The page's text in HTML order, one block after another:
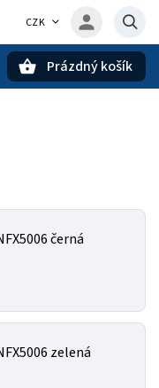
CZK
Prázdný košík
černá
zelená